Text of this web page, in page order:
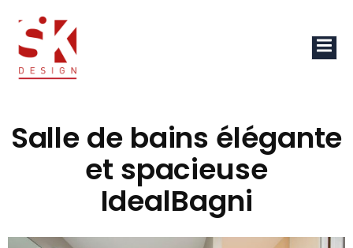
Salle de bains élégante
et spacieuse
IdealBagni